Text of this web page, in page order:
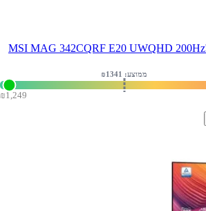
מסך מחשב גיימינג קעור ''MSI MAG 342CQRF E20 UWQHD 200Hz
₪1,249
ממוצע: ₪ 1341